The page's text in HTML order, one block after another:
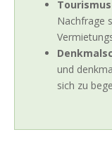
Nachfrage
und
sich zu